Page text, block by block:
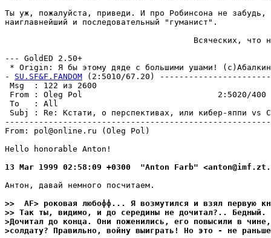
Ты уж, пожалуйста, приведи. И про Робинсона не забудь,
наиглавнейший и последовательный "гуманист".
Всяческих, что
--- GoldED 2.50+
* Origin: Я бы этому дяде с большими ушами!
- SU.SF&F.FANDOM (2:5010/67.20)
Msg  : 122
From : Oleg Pol                            2:5020/400
To   : All
Subj : Re: Кстати, о перспективах, или
From: pol@online.ru (Oleg Pol)
Hello honorable Anton!
13 Mar 1999 02:58:09 +0300  "Anton Farb"
Антон, давай немного посчитаем.
>>  AF> роковая любофф... Я возмутился и взял первую
>> Так ты, видимо, и до середины не дочитал?.. Бедный.
>Дочитал до конца. Они поженились, его повысили в
>солдату? Правильно, войну выиграть! Но это - не